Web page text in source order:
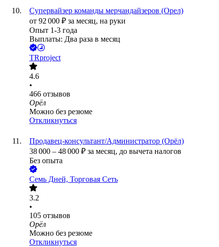
Супервайзер команды мерчандайзеров (Орел)
от 92 000 ₽ за месяц, на руки
Опыт 1-3 года
Выплаты: Два раза в месяц
TRproject
4.6
•
466 отзывов
Орёл
Можно без резюме
Откликнуться
Продавец-консультант/Администратор (Орёл)
38 000 – 48 000 ₽ за месяц, до вычета налогов
Без опыта
Семь Дней, Торговая Сеть
3.2
•
105 отзывов
Орёл
Можно без резюме
Откликнуться